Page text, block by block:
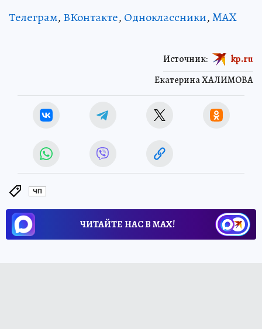
Телеграм, ВКонтакте, Одноклассники,MAX
Екатерина ХАЛИМОВА
Источник: kp.ru
ЧП
ЧИТАЙТЕ НАС В МАХ!